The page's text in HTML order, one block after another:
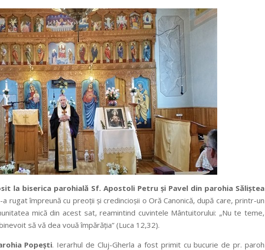
la biserica parohială Sf. Apostoli Petru și Pavel din parohia Săliștea
rugat împreună cu preoții și credincioșii o Oră Canonică, după care, printr-un
mică din acest sat, reamintind cuvintele Mântuitorului: „Nu te teme,
să vă dea vouă împărăția” (Luca 12,32).
Popești. Ierarhul de Cluj-Gherla a fost primit cu bucurie de pr. paroh